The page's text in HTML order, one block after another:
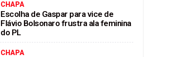
CHAPA
Escolha de Gaspar para vice de
Flávio Bolsonaro frustra ala feminina
do PL
CHAPA